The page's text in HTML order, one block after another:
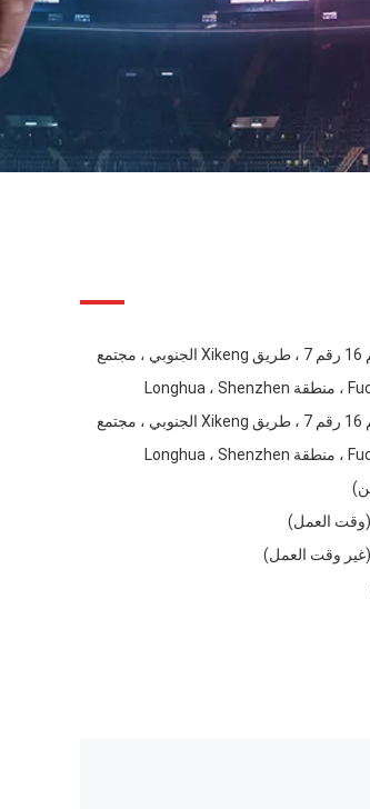
رقم 501 ، المباني رقم 16 رقم 7 ، طريق Xikeng الجنوبي ، مجتمع
رقم 501 ، المباني رقم 16 رقم 7 ، طريق Xikeng الجنوبي ، مجتمع